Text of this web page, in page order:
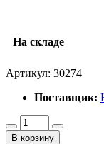
На складе
Артикул: 30274
Поставщик:
В корзину